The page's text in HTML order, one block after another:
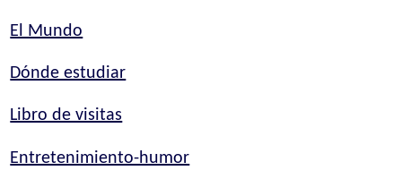
El Mundo
Dónde estudiar
Libro de visitas
Entretenimiento-humor